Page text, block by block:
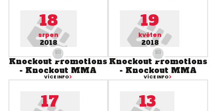
18
srpen
2018
Knockout Promotions
- Knockout MMA
VÍCE INFO
19
květen
2018
Knockout Promotions
- Knockout MMA
VÍCE INFO
17 13